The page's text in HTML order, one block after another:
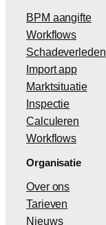
BPM aangifte
Workflows
Schadeverleden
Import app
Marktsituatie
Inspectie
Calculeren
Workflows
Organisatie
Over ons
Tarieven
Nieuws